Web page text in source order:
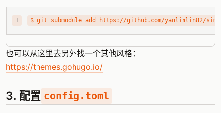
1
也可以从这里去另外找一个其他风格：
https://themes.gohugo.io/
3. 配置 config.toml